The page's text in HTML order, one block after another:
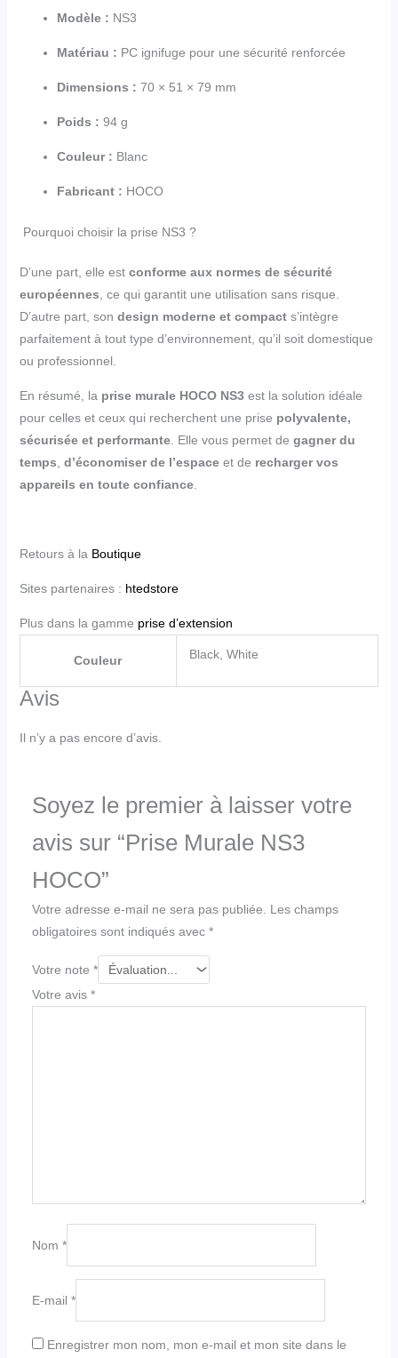
Modèle : NS3
Matériau : PC ignifuge pour une sécurité renforcée
Dimensions : 70 × 51 × 79 mm
Poids : 94 g
Couleur : Blanc
Fabricant : HOCO
Pourquoi choisir la prise NS3 ?
D’une part, elle est conforme aux normes de sécurité
européennes , ce qui garantit une utilisation sans risque.
D’autre part, son design moderne et compacts’intègre
parfaitement à tout type d’environnement, qu’il soit domestique
ou professionnel.
En résumé, la prise murale HOCO NS3est la solution idéale
pour celles et ceux qui recherchent une prise polyvalente,
sécurisée et performante. Elle vous permet de gagner du
temps d’économiser de l’espaceet de recharger vos
appareils en toute confiance.
Retours à la Boutique
Sites partenaires : htedstore
Plus dans la gamme prise d’extension
Couleur Black, White
Avis
Il n’y a pas encore d’avis.
Soyez le premier à laisser votre
avis sur “Prise Murale NS3
HOCO”
Votre adresse e-mail ne sera pas publiée.
Les champs
obligatoires sont indiqués avec *
Votre note *
Votre avis *
Nom *
E-mail *
Enregistrer mon nom, mon e-mail et mon site dans le